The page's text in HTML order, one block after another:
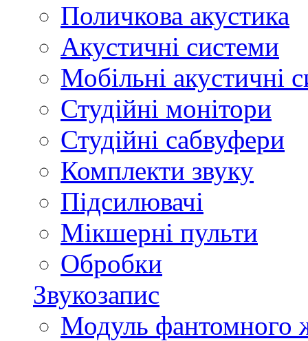
Поличкова акустика
Акустичні системи
Мобільні акустичні
Студійні монітори
Студійні сабвуфери
Комплекти звуку
Підсилювачі
Мікшерні пульти
Обробки
Звукозапис
Модуль фантомного